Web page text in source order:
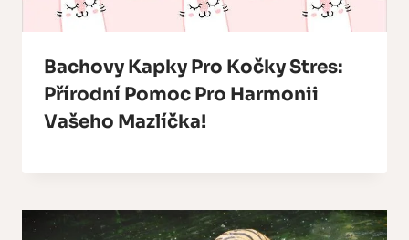
Bachovy Kapky Pro Kočky Stres:
Přírodní Pomoc Pro Harmonii
Vašeho Mazlíčka!